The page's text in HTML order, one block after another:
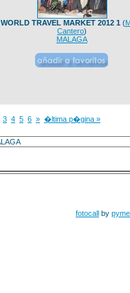
WORLD TRAVEL MARKET 2012 1(
Cantero)
MALAGA
3 4 5 6 » �ltima p�gina »
fotocall by